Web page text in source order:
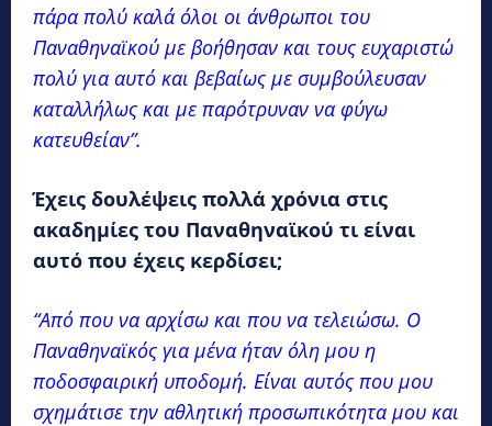
πάρα πολύ καλά όλοι οι άνθρωποι του
Παναθηναϊκού με βοήθησαν και τους ευχαριστώ
πολύ για αυτό και βεβαίως με συμβούλευσαν
καταλλήλως και με παρότρυναν να φύγω
κατευθείαν”.
Έχεις δουλέψεις πολλά χρόνια στις
ακαδημίες του Παναθηναϊκού τι είναι
αυτό που έχεις κερδίσει;
“Από που να αρχίσω και που να τελειώσω. Ο
Παναθηναϊκός για μένα ήταν όλη μου η
ποδοσφαιρική υποδομή. Είναι αυτός που μου
σχημάτισε την αθλητική προσωπικότητα μου και